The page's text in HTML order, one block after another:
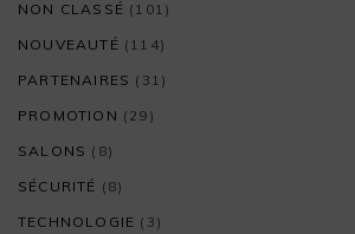
NON CLASSÉ (101)
NOUVEAUTÉ (114)
PARTENAIRES (31)
PROMOTION (29)
SALONS (8)
SÉCURITÉ (8)
TECHNOLOGIE (3)